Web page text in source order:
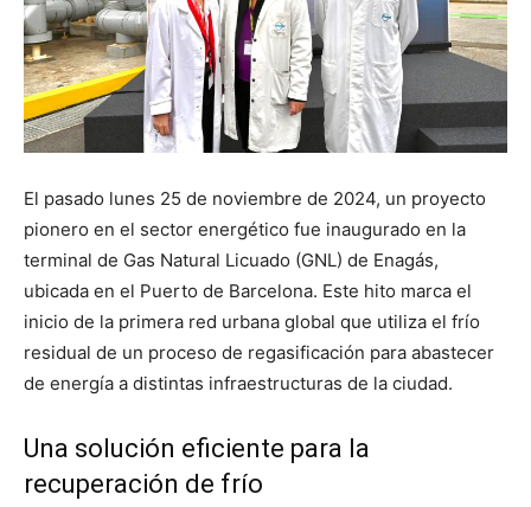
El pasado lunes 25 de noviembre de 2024, un proyecto
pionero en el sector energético fue inaugurado en la
terminal de Gas Natural Licuado (GNL) de Enagás,
ubicada en el Puerto de Barcelona. Este hito marca el
inicio de la primera red urbana global que utiliza el frío
residual de un proceso de regasificación para abastecer
de energía a distintas infraestructuras de la ciudad.
Una solución eficiente para la
recuperación de frío